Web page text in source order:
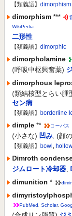
【類義語】 dimorphism
dimorphism ***
WikiPedia
二形性
【類義語】 dimorphic
dimorpholamine
(呼吸中枢興奮薬)
dimorphous
(類結核型とらい腫
セン病
【類義語】 borderline
dimple ** コーパス
(小さな) 凹み, (顔
【類義語】 bowl ,
Dimroth
ジムロート冷却器,
dimunition *
PubMed , Scholar,